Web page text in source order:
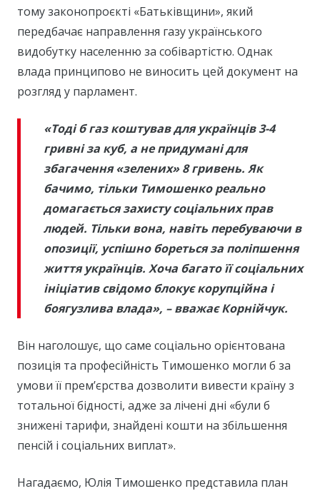
тому законопроєкті «Батьківщини», який
передбачає направлення газу українського
видобутку населенню за собівартістю. Однак
влада принципово не виносить цей документ на
розгляд у парламент.
«Тоді б газ коштував для українців 3-4
гривні за куб, а не придумані для
збагачення «зелених» 8 гривень. Як
бачимо, тільки Тимошенко реально
домагається захисту соціальних прав
людей. Тільки вона, навіть перебуваючи в
опозиції, успішно бореться за поліпшення
життя українців. Хоча багато її соціальних
ініціатив свідомо блокує корупційна і
боягузлива влада», – вважає Корнійчук.
Він наголошує, що саме соціально орієнтована
позиція та професійність Тимошенко могли б за
умови її прем’єрства дозволити вивести країну з
тотальної бідності, адже за лічені дні «були б
знижені тарифи, знайдені кошти на збільшення
пенсій і соціальних виплат».
Нагадаємо, Юлія Тимошенко представила план